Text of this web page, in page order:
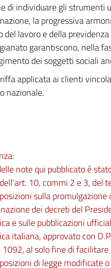
di individuare gli strumenti
la progressiva
del lavoro e della
garantiscono, nella
dei soggetti sociali
applicata ai clienti
nazionale.
note qui pubblicato è
10, commi 2 e 3, del
sulla promulgazione
dei decreti del
e sulle pubblicazioni
italiana, approvato con
al solo fine di
di legge modificate